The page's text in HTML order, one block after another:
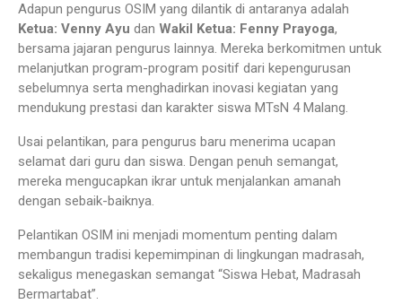
Adapun pengurus OSIM yang dilantik di antaranya adalah
Ketua: Venny Ayu dan Wakil Ketua: Fenny Prayoga,
bersama jajaran pengurus lainnya. Mereka berkomitmen untuk
melanjutkan program-program positif dari kepengurusan
sebelumnya serta menghadirkan inovasi kegiatan yang
mendukung prestasi dan karakter siswa MTsN 4 Malang.
Usai pelantikan, para pengurus baru menerima ucapan
selamat dari guru dan siswa. Dengan penuh semangat,
mereka mengucapkan ikrar untuk menjalankan amanah
dengan sebaik-baiknya.
Pelantikan OSIM ini menjadi momentum penting dalam
membangun tradisi kepemimpinan di lingkungan madrasah,
sekaligus menegaskan semangat “Siswa Hebat, Madrasah
Bermartabat”.